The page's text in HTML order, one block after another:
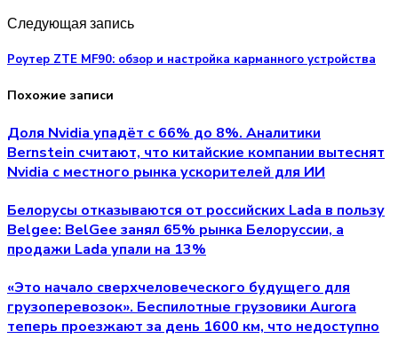
Следующая запись
Роутер ZTE MF90: обзор и настройка карманного устройства
Похожие записи
Доля Nvidia упадёт с 66% до 8%. Аналитики
Bernstein считают, что китайские компании вытеснят
Nvidia с местного рынка ускорителей для ИИ
Белорусы отказываются от российских Lada в пользу
Belgee: BelGee занял 65% рынка Белоруссии, а
продажи Lada упали на 13%
«Это начало сверхчеловеческого будущего для
грузоперевозок». Беспилотные грузовики Aurora
теперь проезжают за день 1600 км, что недоступно